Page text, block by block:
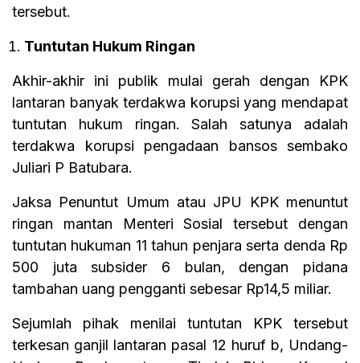
tersebut.
Tuntutan Hukum Ringan
Akhir-akhir ini publik mulai gerah dengan KPK
lantaran banyak terdakwa korupsi yang mendapat
tuntutan hukum ringan. Salah satunya adalah
terdakwa korupsi pengadaan bansos sembako
Juliari P Batubara.
Jaksa Penuntut Umum atau JPU KPK menuntut
ringan mantan Menteri Sosial tersebut dengan
tuntutan hukuman 11 tahun penjara serta denda Rp
500 juta subsider 6 bulan, dengan pidana
tambahan uang pengganti sebesar Rp14,5 miliar.
Sejumlah pihak menilai tuntutan KPK tersebut
terkesan ganjil lantaran pasal 12 huruf b, Undang-